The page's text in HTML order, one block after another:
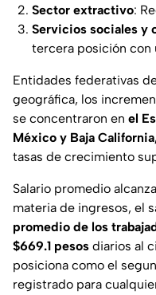
Sector extractivo:
Servicios sociales y
tercera posición con
Entidades federativas
geográfica, los
se concentraron en el
México y Baja
tasas de crecimiento
Salario promedio
materia de ingresos, el
promedio de los
$669.1 pesos diarios al
posiciona como el
registrado para